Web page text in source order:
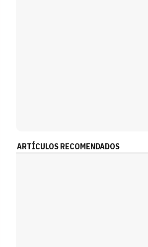
ARTÍCULOS RECOMENDADOS